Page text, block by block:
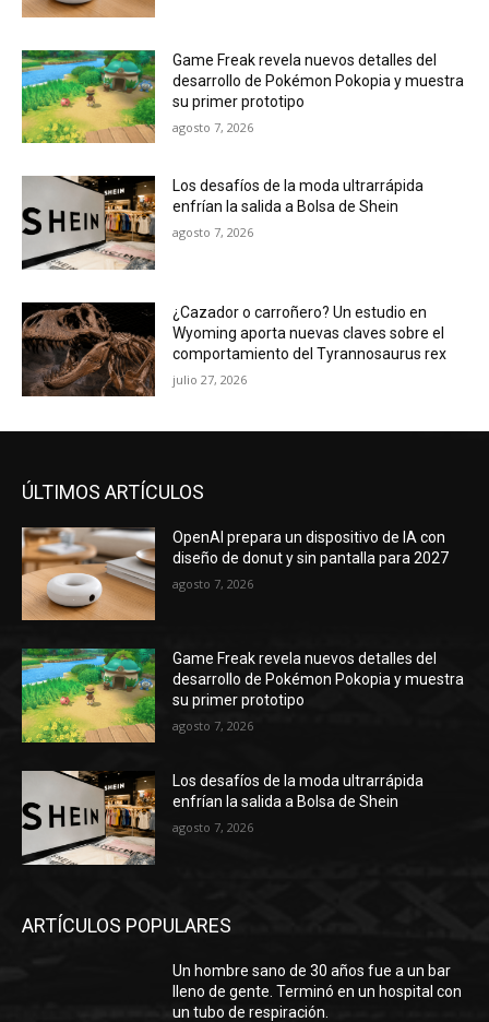
Game Freak revela nuevos detalles del
desarrollo de Pokémon Pokopia y muestra
su primer prototipo
agosto 7, 2026
Los desafíos de la moda ultrarrápida
enfrían la salida a Bolsa de Shein
agosto 7, 2026
¿Cazador o carroñero? Un estudio en
Wyoming aporta nuevas claves sobre el
comportamiento del Tyrannosaurus rex
julio 27, 2026
ÚLTIMOS ARTÍCULOS
OpenAI prepara un dispositivo de IA con
diseño de donut y sin pantalla para 2027
agosto 7, 2026
Game Freak revela nuevos detalles del
desarrollo de Pokémon Pokopia y muestra
su primer prototipo
agosto 7, 2026
Los desafíos de la moda ultrarrápida
enfrían la salida a Bolsa de Shein
agosto 7, 2026
ARTÍCULOS POPULARES
Un hombre sano de 30 años fue a un bar
lleno de gente. Terminó en un hospital con
un tubo de respiración.